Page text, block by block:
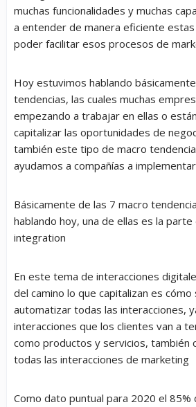
muchas funcionalidades y muchas
a entender de manera eficiente
poder facilitar esos procesos de
Hoy estuvimos hablando
tendencias, las cuales muchas
empezando a trabajar en ellas o
capitalizar las oportunidades de
también este tipo de macro
ayudamos a compañías a
Básicamente de las 7 macro
hablando hoy, una de ellas es la
integration
En este tema de interacciones
del camino lo que capitalizan es
automatizar todas las interacciones,
interacciones que los clientes van a
como productos y servicios, también
todas las interacciones de marketing
Como dato puntual para 2020 el 85%